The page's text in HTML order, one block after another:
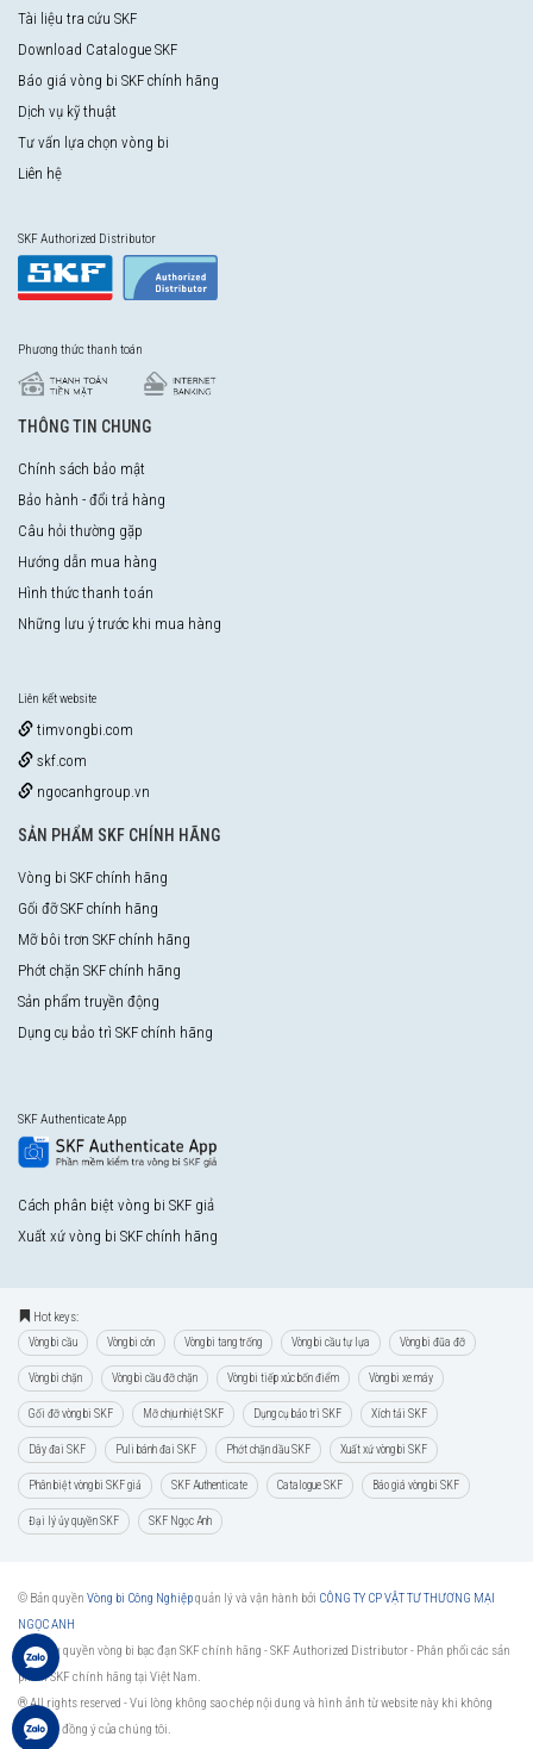
Tài liệu tra cứu SKF
Download Catalogue SKF
Báo giá vòng bi SKF chính hãng
Dịch vụ kỹ thuật
Tư vấn lựa chọn vòng bi
Liên hệ
SKF Authorized Distributor
Phương thức thanh toán
THÔNG TIN CHUNG
Chính sách bảo mật
Bảo hành - đổi trả hàng
Câu hỏi thường gặp
Hướng dẫn mua hàng
Hình thức thanh toán
Những lưu ý trước khi mua hàng
Liên kết website
timvongbi.com
skf.com
ngocanhgroup.vn
SẢN PHẨM SKF CHÍNH HÃNG
Vòng bi SKF chính hãng
Gối đỡ SKF chính hãng
Mỡ bôi trơn SKF chính hãng
Phớt chặn SKF chính hãng
Sản phẩm truyền động
Dụng cụ bảo trì SKF chính hãng
SKF Authenticate App
Cách phân biệt vòng bi SKF giả
Xuất xứ vòng bi SKF chính hãng
Hot keys:
Vòng bi cầu Vòng bi côn Vòng bi tang trống Vòng bi cầu tự lựa Vòng bi đũa đỡ
Vòng bi chặn Vòng bi cầu đỡ chặn Vòng bi tiếp xúc bốn điểm Vòng bi xe máy
Gối đỡ vòng bi SKF Mỡ chịu nhiệt SKF Dụng cụ bảo trì SKF Xích tải SKF
Dây đai SKF Puli bánh đai SKF Phớt chặn dầu SKF Xuất xứ vòng bi SKF
Phân biệt vòng bi SKF giả SKF Authenticate Catalogue SKF Báo giá vòng bi SKF
Đại lý ủy quyền SKF SKF Ngọc Anh
© Bản quyền Vòng bi Công Nghiệpquản lý và vận hành bởi CÔNG TY CP VẬT TƯ THƯƠNG MẠI
NGỌC ANH
Đại lý ủy quyền vòng bi bạc đạn SKF chính hãng -SKF Authorized Distributor- Phân phối các sản
phẩm SKF chính hãng tại Việt Nam.
® All rights reserved - Vui lòng không sao chép nội dung và hình ảnh từ website này khi không
được sự đồng ý của chúng tôi.